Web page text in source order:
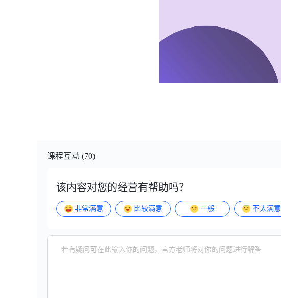
课程互动 (70)
该内容对您的经营有帮助吗？
非常满意 比较满意 一般 不太满意